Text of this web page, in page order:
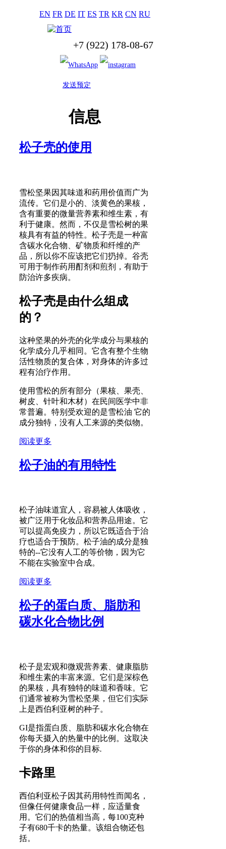
EN FR DE IT ES TR KR CN RU
+7 (922) 178-08-67
发送预定
信息
松子壳的使用
雪松坚果因其味道和药用价值而广为
流传。它们是小的、淡黄色的果核，
含有重要的微量营养素和维生素，有
利于健康。然而，不仅是雪松树的果
核具有有益的特性。松子壳是一种富
含碳水化合物、矿物质和纤维的产
品，所以你不应该把它们扔掉。谷壳
可用于制作药用酊剂和煎剂，有助于
防治许多疾病。
松子壳是由什么组成
的？
这种坚果的外壳的化学成分与果核的
化学成分几乎相同。它含有整个生物
活性物质的复合体，对身体的许多过
程有治疗作用。
使用雪松的所有部分（果核、果壳、
树皮、针叶和木材）在民间医学中非
常普遍。特别受欢迎的是雪松油 它的
成分独特，没有人工来源的类似物。
阅读更多
松子油的有用特性
松子油味道宜人，容易被人体吸收，
被广泛用于化妆品和营养品用途。它
可以提高免疫力，所以它既适合于治
疗也适合于预防。松子油的成分是独
特的--它没有人工的等价物，因为它
不能在实验室中合成。
阅读更多
松子的蛋白质、脂肪和
碳水化合物比例
松子是宏观和微观营养素、健康脂肪
和维生素的丰富来源。它们是深棕色
的果核，具有独特的味道和香味。它
们通常被称为雪松坚果，但它们实际
上是西伯利亚树的种子。
GI是指蛋白质、脂肪和碳水化合物在
你每天摄入的热量中的比例。这取决
于你的身体和你的目标.
卡路里
西伯利亚松子因其药用特性而闻名，
但像任何健康食品一样，应适量食
用。它们的热值相当高，每100克种
子有680千卡的热量。该组合物还包
括。